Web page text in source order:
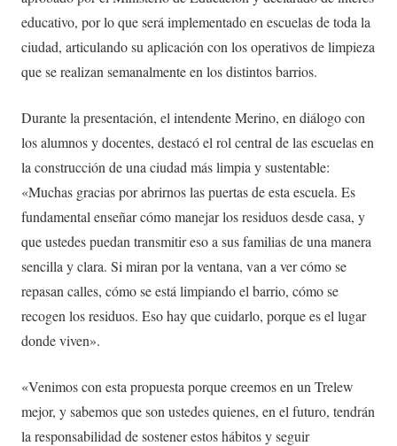
educativo, por lo que será implementado en escuelas de toda la
ciudad, articulando su aplicación con los operativos de limpieza
que se realizan semanalmente en los distintos barrios.
Durante la presentación, el intendente Merino, en diálogo con
los alumnos y docentes, destacó el rol central de las escuelas en
la construcción de una ciudad más limpia y sustentable:
«Muchas gracias por abrirnos las puertas de esta escuela. Es
fundamental enseñar cómo manejar los residuos desde casa, y
que ustedes puedan transmitir eso a sus familias de una manera
sencilla y clara. Si miran por la ventana, van a ver cómo se
repasan calles, cómo se está limpiando el barrio, cómo se
recogen los residuos. Eso hay que cuidarlo, porque es el lugar
donde viven».
«Venimos con esta propuesta porque creemos en un Trelew
mejor, y sabemos que son ustedes quienes, en el futuro, tendrán
la responsabilidad de sostener estos hábitos y seguir